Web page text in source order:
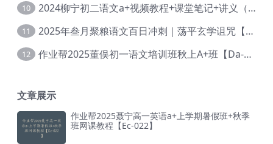
10 2024柳宁初二语文a+视频教程+课堂笔记+讲义（暑假班+秋季班）【Da-003】
11 2025年叁月聚粮语文百日冲刺｜荡平玄学诅咒【Ea-001】
12 作业帮2025董俣初一语文培训班秋上A+班【Da-038】
文章展示
作业帮2025聂宁高一英语a+上学期暑假班+秋季
班网课教程【Ec-022】